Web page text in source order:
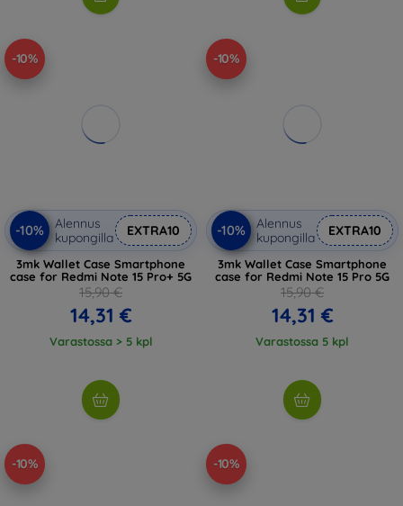
-10%
-10%
Alennus
kupongilla
EXTRA10
3mk Wallet Case Smartphone
case for Redmi Note 15 Pro+ 5G
15,90 €
14,31 €
Varastossa > 5 kpl
-10%
-10%
Alennus
kupongilla
EXTRA10
3mk Wallet Case Smartphone
case for Redmi Note 15 Pro 5G
15,90 €
14,31 €
Varastossa 5 kpl
-10% -10%